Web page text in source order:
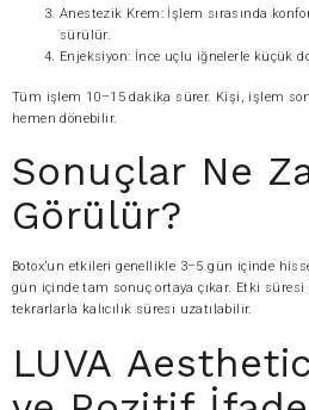
Anestezik Krem: İşlem sırasında
sürülür.
Enjeksiyon: İnce uçlu iğnelerle küçük
Tüm işlem 10–15 dakika sürer. Kişi, işlem
hemen dönebilir.
Sonuçlar Ne
Görülür?
Botox’un etkileri genellikle 3–5 gün içinde
gün içinde tam sonuç ortaya çıkar. Etki
tekrarlarla kalıcılık süresi uzatılabilir.
LUVA